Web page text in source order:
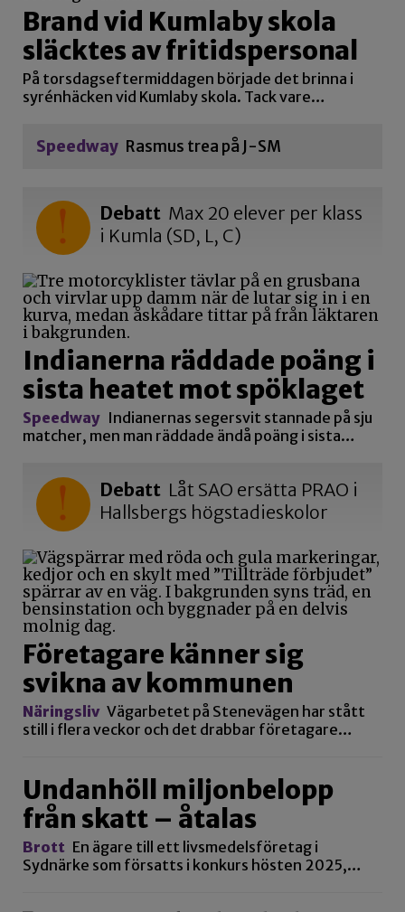
Brand vid Kumlaby skola
släcktes av fritidspersonal
På torsdagseftermiddagen började det brinna i
syrénhäcken vid Kumlaby skola. Tack vare…
Speedway Rasmus trea på J-SM
Debatt Max 20 elever per klass
i Kumla (SD, L, C)
Indianerna räddade poäng i
sista heatet mot spöklaget
Speedway Indianernas segersvit stannade på sju
matcher, men man räddade ändå poäng i sista…
Debatt Låt SAO ersätta PRAO i
Hallsbergs högstadieskolor
Företagare känner sig
svikna av kommunen
Näringsliv Vägarbetet på Stenevägen har stått
still i flera veckor och det drabbar företagare…
Undanhöll miljonbelopp
från skatt – åtalas
Brott En ägare till ett livsmedelsföretag i
Sydnärke som försatts i konkurs hösten 2025,…